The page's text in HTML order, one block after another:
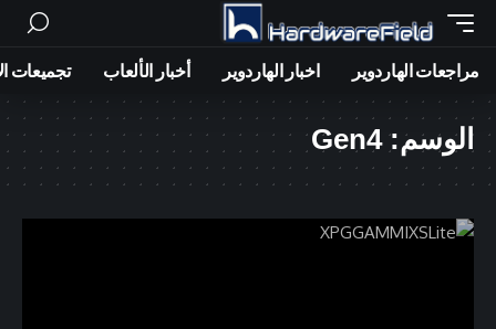
مراجعات الهاردوير اخبار الهاردوير أخبار الألعاب تجميعات
الوسم:Gen4